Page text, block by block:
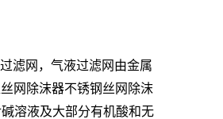
滤网，气液过滤网由金属
网除沫器不锈钢丝网除沫
溶液及大部分有机酸和无